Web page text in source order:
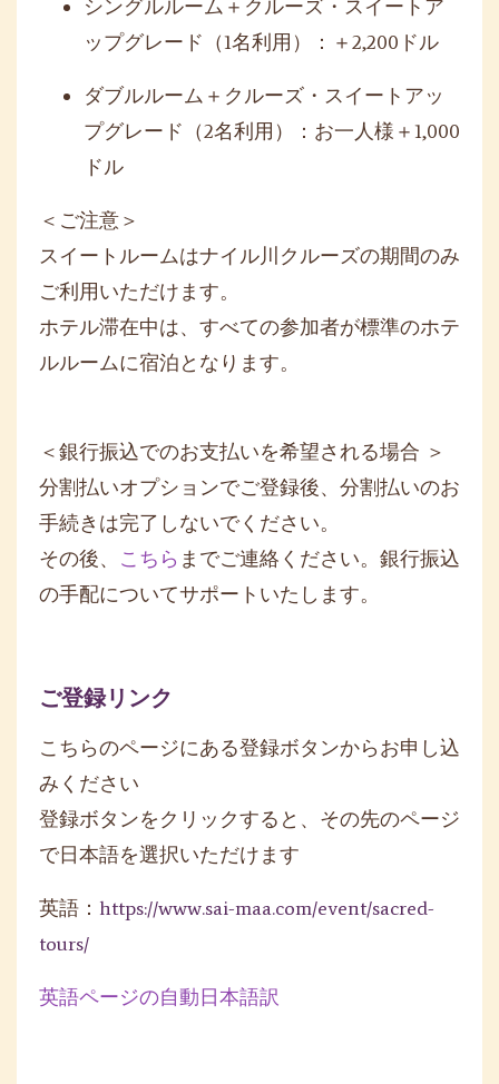
シングルルーム＋クルーズ・スイートア
ップグレード（1名利用）：＋2,200 ドル
ダブルルーム＋クルーズ・スイートアッ
プグレード（2名利用）：お一人様＋1,000
ドル
＜ご注意＞
スイートルームはナイル川クルーズの期間のみ
ご利用いただけます。
ホテル滞在中は、すべての参加者が標準のホテ
ルルームに宿泊となります。
＜銀行振込でのお支払いを希望される場合 ＞
分割払いオプションでご登録後、分割払いのお
手続きは完了しないでください。
その後、 こちら までご連絡ください。銀行振込
の手配についてサポートいたします。
ご登録リンク
こちらのページにある登録ボタンからお申し込
みください
登録ボタンをクリックすると、その先のページ
で日本語を選択いただけます
英語： https://www.sai-maa.com/event/sacred-
tours/
英語ページの自動日本語訳